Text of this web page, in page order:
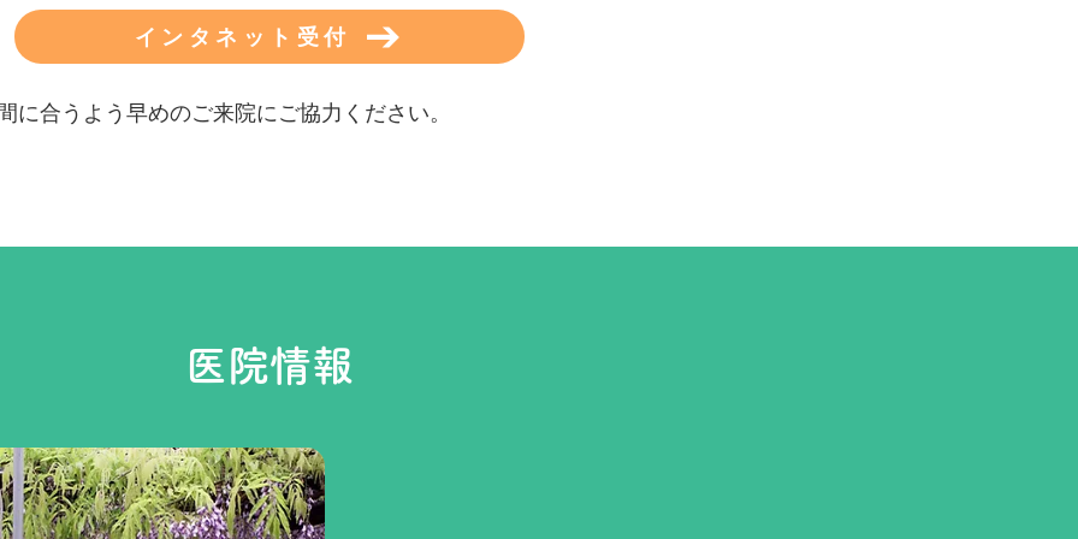
インタネット受付
に合うよう早めのご来院にご協力ください。
医院情報